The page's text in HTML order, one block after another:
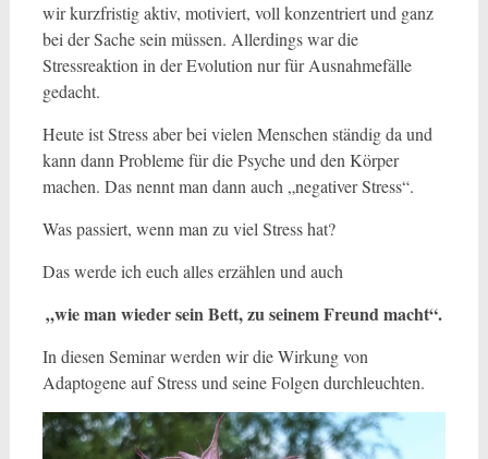
wir kurzfristig aktiv, motiviert, voll konzentriert und ganz
bei der Sache sein müssen. Allerdings war die
Stressreaktion in der Evolution nur für Ausnahmefälle
gedacht.
Heute ist Stress aber bei vielen Menschen ständig da und
kann dann Probleme für die Psyche und den Körper
machen. Das nennt man dann auch „negativer Stress“.
Was passiert, wenn man zu viel Stress hat?
Das werde ich euch alles erzählen und auch
„wie man wieder sein Bett, zu seinem Freund macht“.
In diesen Seminar werden wir die Wirkung von
Adaptogene auf Stress und seine Folgen durchleuchten.